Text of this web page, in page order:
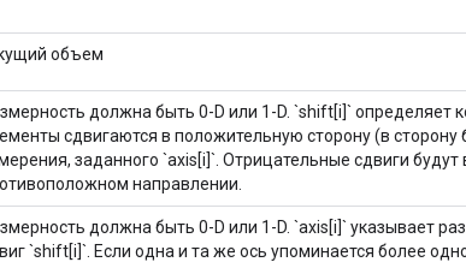
объем
должна быть 0-D или 1-D. `shift[i]` определяет
сдвигаются в положительную сторону (в
заданного `axis[i]`. Отрицательные сдвиги
направлении.
должна быть 0-D или 1-D. `axis[i]` указывает
`shift[i]`. Если одна и та же ось упоминается более